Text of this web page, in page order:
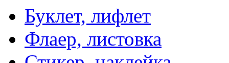
Буклет, лифлет
Флаер, листовка